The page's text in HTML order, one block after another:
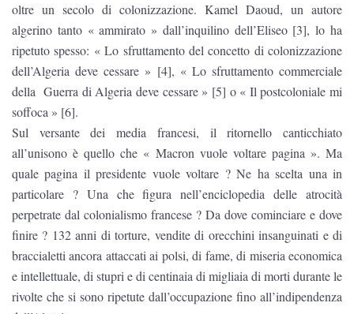
oltre un secolo di colonizzazione. Kamel Daoud, un autore
algerino tanto « ammirato » dall’inquilino dell’Eliseo [3], lo ha
ripetuto spesso: « Lo sfruttamento del concetto di colonizzazione
dell’Algeria deve cessare » [4], « Lo sfruttamento commerciale
della Guerra di Algeria deve cessare » [5] o « Il postcoloniale mi
soffoca » [6].
Sul versante dei media francesi, il ritornello canticchiato
all’unisono è quello che « Macron vuole voltare pagina ». Ma
quale pagina il presidente vuole voltare ? Ne ha scelta una in
particolare ? Una che figura nell’enciclopedia delle atrocità
perpetrate dal colonialismo francese ? Da dove cominciare e dove
finire ? 132 anni di torture, vendite di orecchini insanguinati e di
braccialetti ancora attaccati ai polsi, di fame, di miseria economica
e intellettuale, di stupri e di centinaia di migliaia di morti durante le
rivolte che si sono ripetute dall’occupazione fino all’indipendenza